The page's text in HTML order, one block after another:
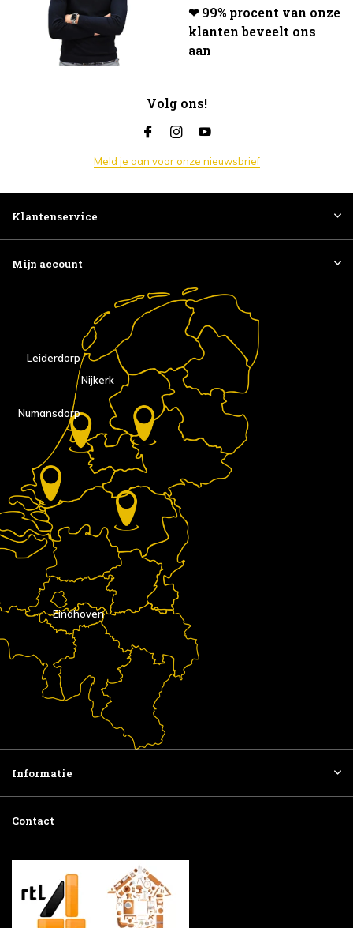
❤ 99% procent van onze
klanten beveelt ons
aan
Volg ons!
Meld je aan voor onze nieuwsbrief
Klantenservice
Mijn account
Eindhoven
Nijkerk
Numansdorp
Leiderdorp
Informatie
Contact